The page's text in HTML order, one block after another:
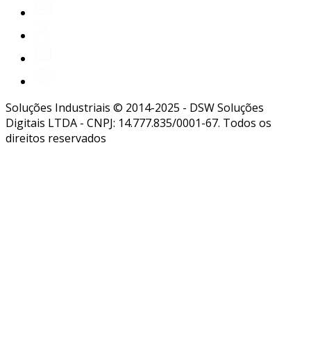
Soluções Industriais © 2014-2025 - DSW Soluções
Digitais LTDA - CNPJ: 14.777.835/0001-67. Todos os
direitos reservados